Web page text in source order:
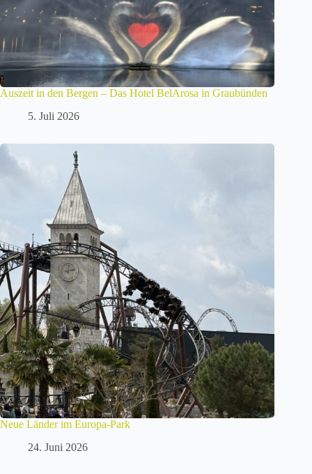
Auszeit in den Bergen – Das Hotel BelArosa in Graubünden
5. Juli 2026
Neue Länder im Europa-Park
24. Juni 2026